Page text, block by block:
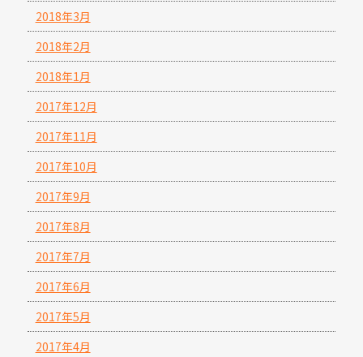
2018年3月
2018年2月
2018年1月
2017年12月
2017年11月
2017年10月
2017年9月
2017年8月
2017年7月
2017年6月
2017年5月
2017年4月